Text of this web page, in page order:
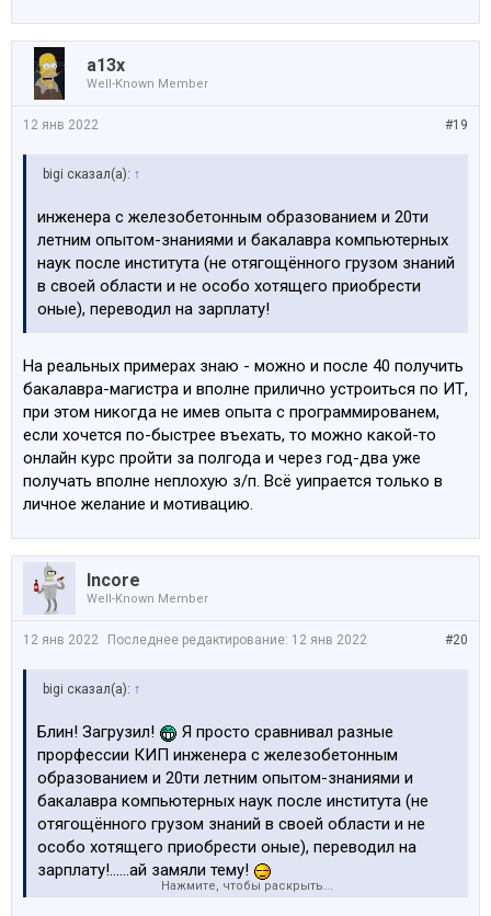
a13x
Well-Known Member
#19
12 янв 2022
bigi сказал(а): ↑
инженера с железобетонным образованием и 20ти
летним опытом-знаниями и бакалавра компьютерных
наук после института (не отягощённого грузом знаний
в своей области и не особо хотящего приобрести
оные), переводил на зарплату!
На реальных примерах знаю - можно и после 40 получить
бакалавра-магистра и вполне прилично устроиться по ИТ,
при этом никогда не имев опыта с программированем,
если хочется по-быстрее въехать, то можно какой-то
онлайн курс пройти за полгода и через год-два уже
получать вполне неплохую з/п. Всё уипрается только в
личное желание и мотивацию.
Incore
Well-Known Member
#20
12 янв 2022 Последнее редактирование: 12 янв 2022
bigi сказал(а): ↑
Блин! Загрузил!
Я просто сравнивал разные
прорфессии КИП инженера с железобетонным
образованием и 20ти летним опытом-знаниями и
бакалавра компьютерных наук после института (не
отягощённого грузом знаний в своей области и не
особо хотящего приобрести оные), переводил на
зарплату!......ай замяли тему!
П.С. А сколько прогеры хорошие получают я знаю,
Нажмите, чтобы раскрыть...